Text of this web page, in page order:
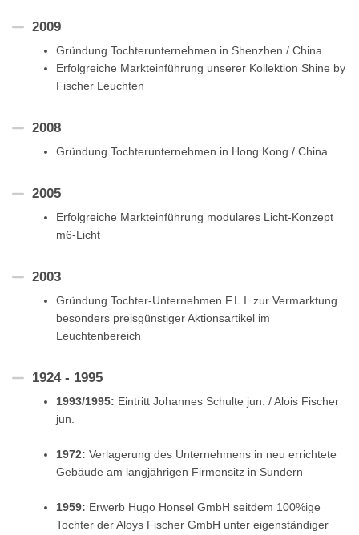
2009
Gründung Tochterunternehmen in Shenzhen / China
Erfolgreiche Markteinführung unserer Kollektion Shine by
Fischer Leuchten
2008
Gründung Tochterunternehmen in Hong Kong / China
2005
Erfolgreiche Markteinführung modulares Licht-Konzept
m6-Licht
2003
Gründung Tochter-Unternehmen F.L.I. zur Vermarktung
besonders preisgünstiger Aktionsartikel im
Leuchtenbereich
1924 - 1995
1993/1995: Eintritt Johannes Schulte jun. / Alois Fischer
jun.
1972: Verlagerung des Unternehmens in neu errichtete
Gebäude am langjährigen Firmensitz in Sundern
1959: Erwerb Hugo Honsel GmbH seitdem 100%ige
Tochter der Aloys Fischer GmbH unter eigenständiger